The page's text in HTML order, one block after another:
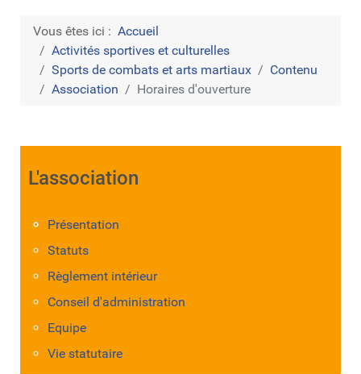
Vous êtes ici : Accueil
Activités sportives et culturelles
Sports de combats et arts martiaux
Contenu
Association
Horaires d'ouverture
L'association
Présentation
Statuts
Règlement intérieur
Conseil d'administration
Equipe
Vie statutaire